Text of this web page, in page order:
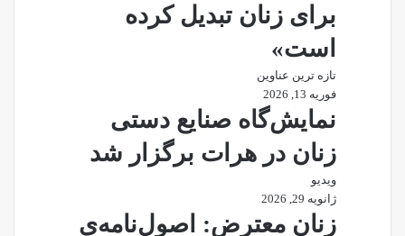
برای زنان تبدیل کرده
است»
تازه ترین عناوین
فوریه 13, 2026
نمایش‌گاه صنایع دستی
زنان در هرات برگزار شد
ویدیو
ژانویه 29, 2026
زنان معترض: اصول‌نامه‌ی